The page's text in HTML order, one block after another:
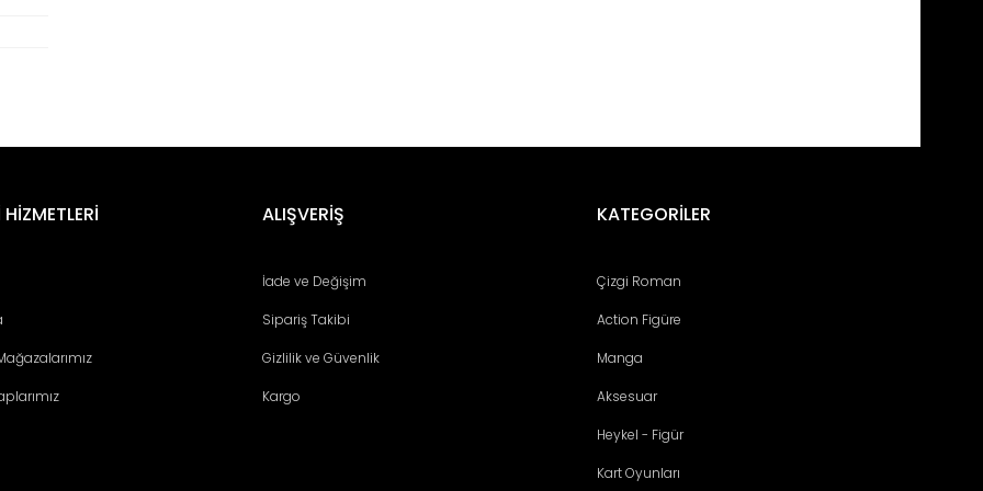
Yorum YazALIŞVERİŞ
İade ve Değişim
Sipariş Takibi
Gizlilik ve Güvenlik
Kargo
KATEGORİLER
Çizgi Roman
Action Figüre
Manga
Aksesuar
Heykel - Figür
Kart Oyunları